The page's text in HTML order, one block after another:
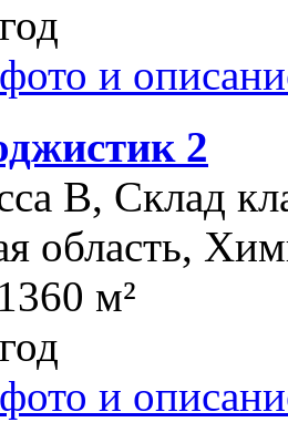
и
2
B, Склад
область,
м²
и